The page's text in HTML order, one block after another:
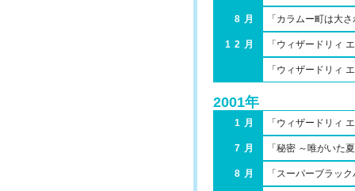
8月 「カラムー町は大
12月 「ウィザードリィ
「ウィザードリィ
2001年
1月 「ウィザードリィ
7月 「秘密 ～唯がいた
8月 「スーパーブラッ